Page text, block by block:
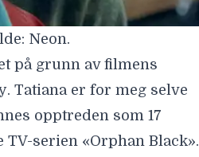
Neon.
på grunn av filmens
. Tatiana er for meg selve
opptreden som 17
serien «Orphan Black».